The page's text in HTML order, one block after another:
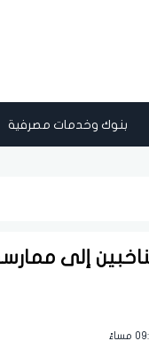
بنوك وخدمات مصرفية
إلى